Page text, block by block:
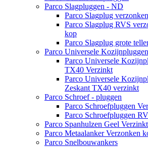
Parco Slagpluggen - ND
Parco Slagplug
Parco Slagplug RVS
kop
Parco Slagplug grote
Parco Universele Kozijnpluggen
Parco Universele
TX40 Verzinkt
Parco Universele
Zeskant TX40 verzinkt
Parco Schroef - pluggen
Parco Schroefpluggen
Parco Schroefpluggen
Parco Spanhulzen Geel Verzinkt
Parco Metaalanker Verzonken
Parco Snelbouwankers